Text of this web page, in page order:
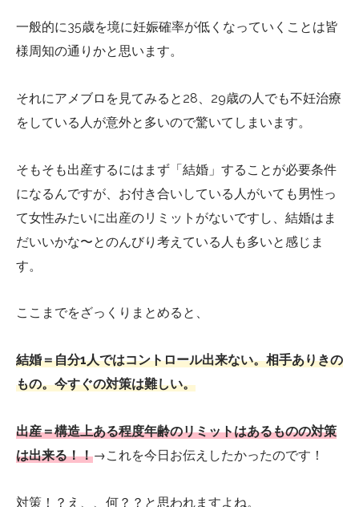
一般的に35歳を境に妊娠確率が低くなっていくことは皆
様周知の通りかと思います。
それにアメブロを見てみると28、29歳の人でも不妊治療
をしている人が意外と多いので驚いてしまいます。
そもそも出産するにはまず「結婚」することが必要条件
になるんですが、お付き合いしている人がいても男性っ
て女性みたいに出産のリミットがないですし、結婚はま
だいいかな〜とのんびり考えている人も多いと感じま
す。
ここまでをざっくりまとめると、
結婚＝自分1人ではコントロール出来ない。相手ありきの
もの。今すぐの対策は難しい。
出産＝構造上ある程度年齢のリミットはあるものの対策
は出来る！！→これを今日お伝えしたかったのです！
対策！？え、、何？？と思われますよね。